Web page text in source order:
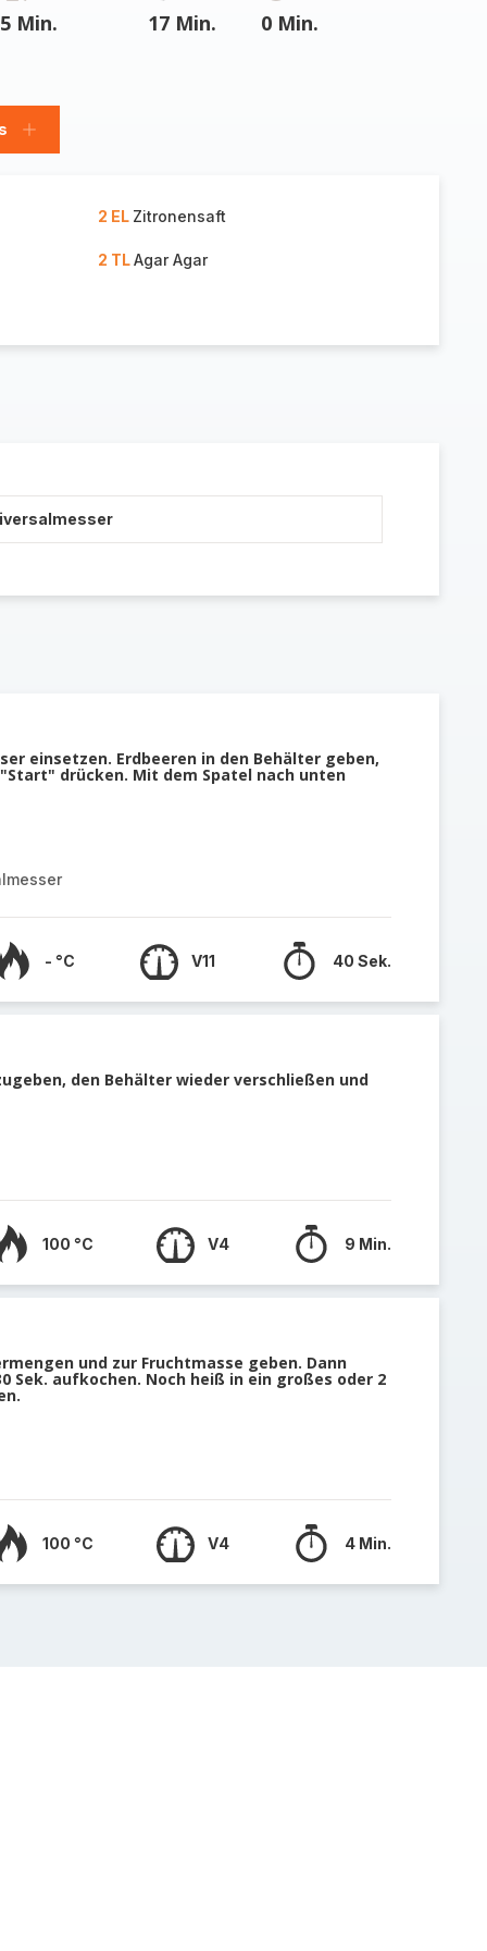
5 Min. 17 Min. 0 Min.
Glas
2 EL Zitronensaft
2 TLAgar Agar
einsetzen. Erdbeeren in den Behälter geben,
drücken. Mit dem Spatel nach unten
- °C V11 40 Sek.
den Behälter wieder verschließen und
100 °C V4 9 Min.
und zur Fruchtmasse geben. Dann
Sek. aufkochen. Noch heiß in ein großes oder 2
100 °C V4 4 Min.